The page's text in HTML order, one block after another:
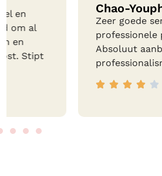
Chao-Youphadi S.
Zeer goede service van een
professionele persoon.
Absoluut aanbevolen en
professionalisme.